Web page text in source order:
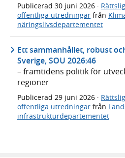
Publicerad 30 juni 2026 ·
offentliga utredningar från
näringslivsdepartementet
Ett sammanhållet, robust
Sverige, SOU 2026:46
– framtidens politik för
regioner
Publicerad 29 juni 2026 ·
offentliga utredningar från
infrastrukturdepartementet